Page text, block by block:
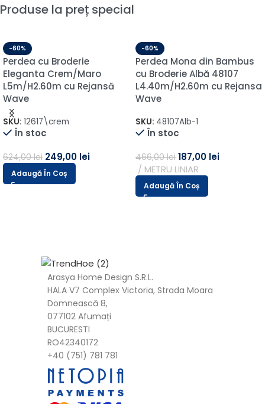
Produse la preț special
-60%
Perdea cu Broderie
Eleganta Crem/Maro
L5m/H2.60m cu Rejansă
Wave
SKU: 12617\crem
În stoc
624,00lei 249,00 lei
Adaugă În Coș
-60%
Perdea Mona din Bambus
cu Broderie Albă 48107
L4.40m/H2.60m cu Rejansa
Wave
SKU: 48107Alb-1
În stoc
466,00lei 187,00 lei
METRU LINIAR
Adaugă În Coș
Arasya Home Design S.R.L.
HALA V7 Complex Victoria, Strada Moara
Domnească 8,
077102 Afumați
BUCURESTI
RO42340172
+40 (751) 781 781